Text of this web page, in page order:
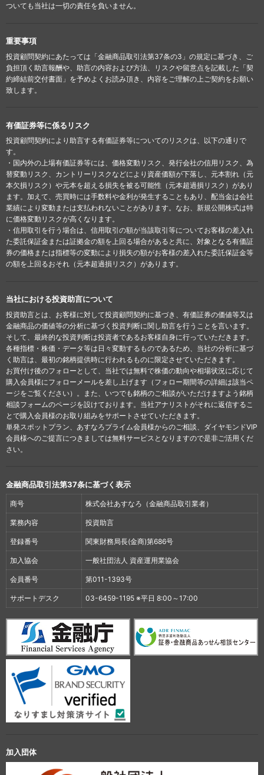
ついても当社は一切の責任を負いません。
重要事項
投資顧問契約にあたっては「金融商品取引法第37条の3」の規定に基づき、ご
負担頂く助言報酬や、助言の内容および方法、リスクや留意点を記載した「契
約締結前交付書面」を予めよくお読み頂き、内容をご理解の上ご契約をお願い
致します。
有価証券等に係るリスク
投資顧問契約により助言する有価証券等についてのリスクは、以下の通りで
す。
・国内外の上場有価証券等には、価格変動リスク、発行会社の信用リスク、為
替変動リスク、カントリーリスクなどにより資産価額が下落し、元本割れ（元
本欠損リスク）や元本を超える損失を被る可能性（元本超過損リスク）があり
ます。加えて、売買時には手数料や金利が発生することもあり、配当金は会社
業績により変動または支払われないことがあります。なお、新規公開株式は特
に価格変動リスクが高くなります。
・信用取引を行う場合は、信用取引の額が当該取引等についてお客様の差入れ
た委託保証金または証拠金の額を上回る場合があると共に、対象となる有価証
券の価格または指標等の変動により損失の額がお客様の差入れた委託保証金等
の額を上回るおそれ（元本超過損リスク）があります。
当社における投資助言について
投資助言とは、お客様に対して投資顧問契約に基づき、有価証券の価値等又は
金融商品の価値等の分析に基づく投資判断に関し助言を行うことを言います。
そして、最終的な投資判断は投資者であるお客様自身に行っていただきます。
各種指標・株価・データ等は日々変動するものであるため、当社の分析に基づ
く助言は、最初の銘柄提供時に行われるものに限定させていただきます。
お買付け後のフォローとして、当社では無料で株価の動向や相場状況に応じて
購入会員様にフォローメールを差し上げます（フォロー期間等の詳細は該当ペ
ージをご覧ください）。また、いつでも銘柄のご相談がいただけますよう銘柄
相談フォームのページを設けております。当社アナリストがそれに返信するこ
とで購入会員様のお取り組みをサポートさせていただきます。
単発スポットプラン、あすなろプライム会員様からのご相談、ダイヤモンドVIP
会員様へのご提言につきましては無料サービスとなりますので是非ご活用くだ
さい。
金融商品取引法第37条に基づく表示
商号 株式会社あすなろ（金融商品取引業者）
業務内容 投資助言
登録番号 関東財務局長(金商)第686号
加入協会 一般社団法人 資産運用業協会
会員番号 第011-1393号
サポートデスク 03-6459-1195 ※平日 8:00～17:00
加入団体